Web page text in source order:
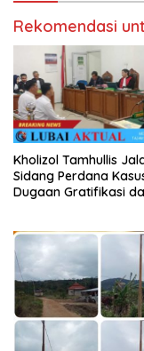
Rekomendasi
Kholizol Tamhullis
Sidang Perdana
Dugaan Gratifikasi